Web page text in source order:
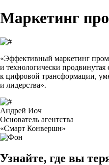
Маркетинг
«Эффективный маркетинг
и технологически
к цифровой трансформации,
и лидерства».
Андрей Иоч
Основатель агентства
«Смарт Конвершн»
Узнайте, где вы